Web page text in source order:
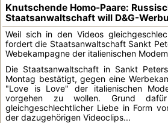
Knutschende Homo-Paare:
Staatsanwaltschaft will D&G-
Weil sich in den Videos
fordert die Staatsanwaltschaft Sankt
Webekampagne der italienischen
Die Staatsanwaltschaft in Sankt
Montag bestätigt, gegen eine
"Love is Love" der italienischen
vorgehen zu wollen. Grund
gleichgeschlechtlicher Liebe in Form
der dazugehörigen Videoclips...